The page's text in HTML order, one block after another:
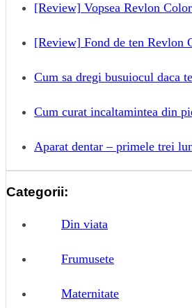
[Review] Vopsea Revlon
[Review] Fond de ten Revlon
Cum sa dregi busuiocul daca
Cum curat incaltamintea din
Aparat dentar – primele trei
Categorii:
Din viata
Frumusete
Maternitate